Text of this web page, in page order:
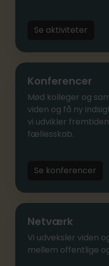
Se aktiviteter
Konferencer
Mød kolleger og
viden og få ny
vi udvikler
fællesskab.
Se konferencer
Netværk
Vi udveksler viden
mellem offentlige